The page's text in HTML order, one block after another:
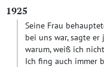
1925
Seine Frau
bei uns war, sagte er
warum, weiß ich
Ich fing auch immer